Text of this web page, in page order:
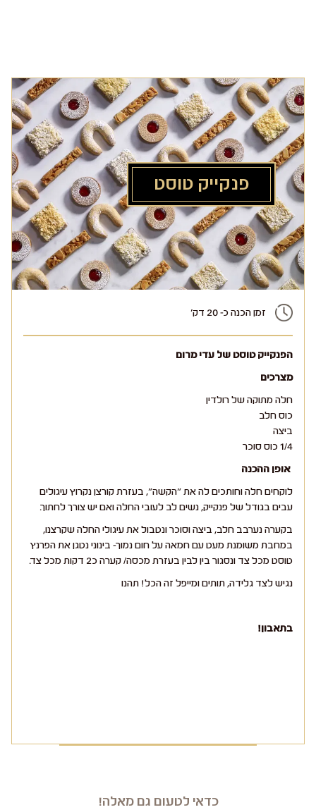
פנקייק טוסט
זמן הכנה כ- 20 דק'
הפנקייק טוסט של עדי מרום
מצרכים
חלה מתוקה של רולדין
כוס חלב
ביצה
1/4 כוס סוכר
אופן ההכנה
לוקחים חלה וחותכים לה את ״הקשה״, בעזרת קורצן נקרוץ עיגולים
עבים בגודל של פנקייק, נשים לב לעובי החלה ואם יש צורך לחתוך.
בקערה נערבב חלב, ביצה וסוכר ונטבול את עיגולי החלה שקרצנו,
במחבת משומנת מעט עם חמאה על חום נמוך- בינוני נטגן את הפרנץ
טוסט מכל צד ונסגור בין לבין בעזרת מכסה/ קערה כ2 דקות מכל צד.
נגיש לצד גלידה, תותים ומייפל זה הכל! תהנו
בתאבון!
כדאי לטעום גם מאלה!